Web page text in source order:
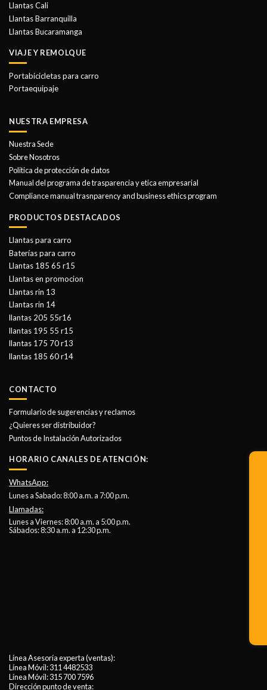
Llantas Cali
Llantas Barranquilla
Llantas Bucaramanga
VIAJE Y REMOLQUE
Portabicicletas para carro
Portaequipaje
NUESTRA EMPRESA
Nuestra Sede
Sobre Nosotros
Politica de protección de datos
Manual del programa de trasparencia y etica empresarial
Compliance manual trasnparency and business ethics program
PRODUCTOS DESTACADOS
Llantas para carro
Baterías para carro
Llantas 185 65 r15
Llantas en promocion
Llantas rin 13
Llantas rin 14
llantas 205 55r16
llantas 195 55 r15
llantas 175 70 r13
llantas 185 60 r14
CONTACTO
Formulario de sugerencias y reclamos
¿Quieres ser distribuidor?
Puntos de Instalación Autorizados
HORARIO CANALES DE ATENCIÓN:
WhatsApp:
Lunes a Sabado: 8:00 a.m. a 7:00 p.m.
Llamadas:
Lunes a Viernes: 8:00 a.m. a 5:00 p.m.
Sábados: 8:30 a.m. a 12:30 p.m.
Línea Asesoría experta (ventas):
Línea Móvil:311 4482533
Línea Móvil:315 700 7596
Dirección punto de venta: